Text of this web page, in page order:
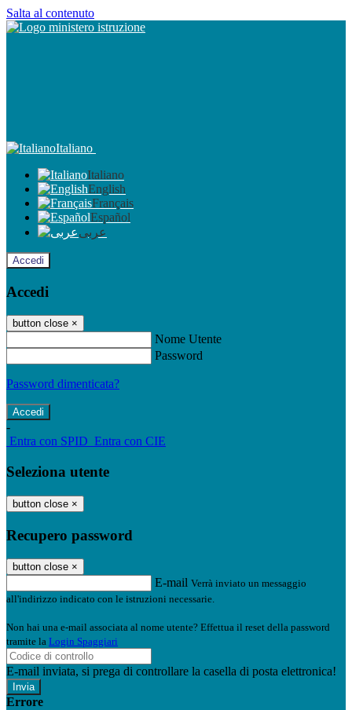
Salta al contenuto
Italiano
Italiano
English
Français
Español
عربى
Accedi
Accedi
button close ×
Nome Utente
Password
Password dimenticata?
-
Entra con SPID Entra con CIE
Seleziona utente
button close ×
Recupero password
button close ×
E-mail Verrà inviato un messaggio
all'indirizzo indicato con le istruzioni necessarie.
Non hai una e-mail associata al nome utente? Effettua il reset della password
tramite la Login Spaggiari
E-mail inviata, si prega di controllare la casella di posta elettronica!
Errore